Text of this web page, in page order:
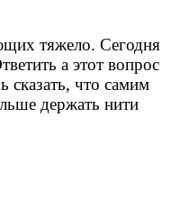
тяжело. Сегодня
а этот вопрос
что самим
держать нити